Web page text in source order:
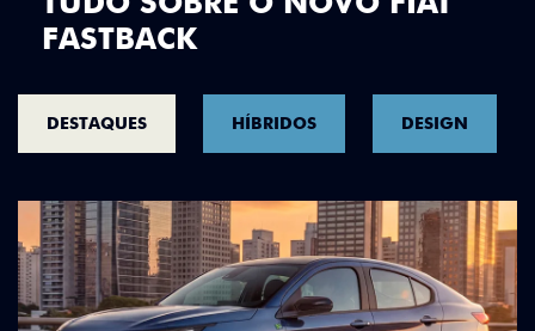
FASTBACK
DESTAQUES HÍBRIDOS DESIGN